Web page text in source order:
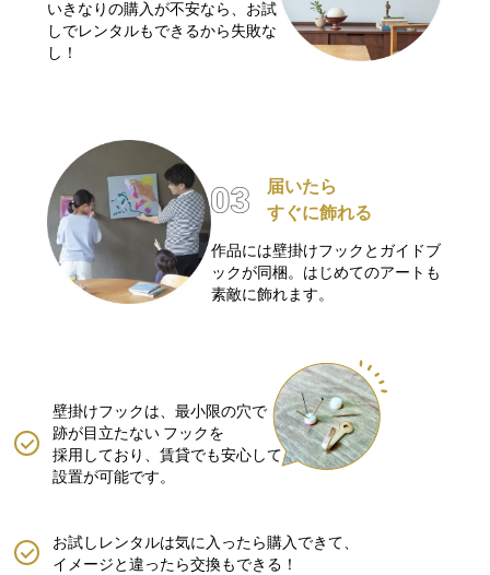
いきなりの購入が不安なら、お試
しでレンタルもできるから失敗な
し！
届いたら
すぐに飾れる
作品には壁掛けフックとガイドブ
ックが同梱。はじめてのアートも
素敵に飾れます。
壁掛けフックは、最小限の穴で
跡が目立たない フックを
採用しており、賃貸でも安心して
設置が可能です。
お試しレンタルは気に入ったら購入できて、
イメージと違ったら交換もできる！